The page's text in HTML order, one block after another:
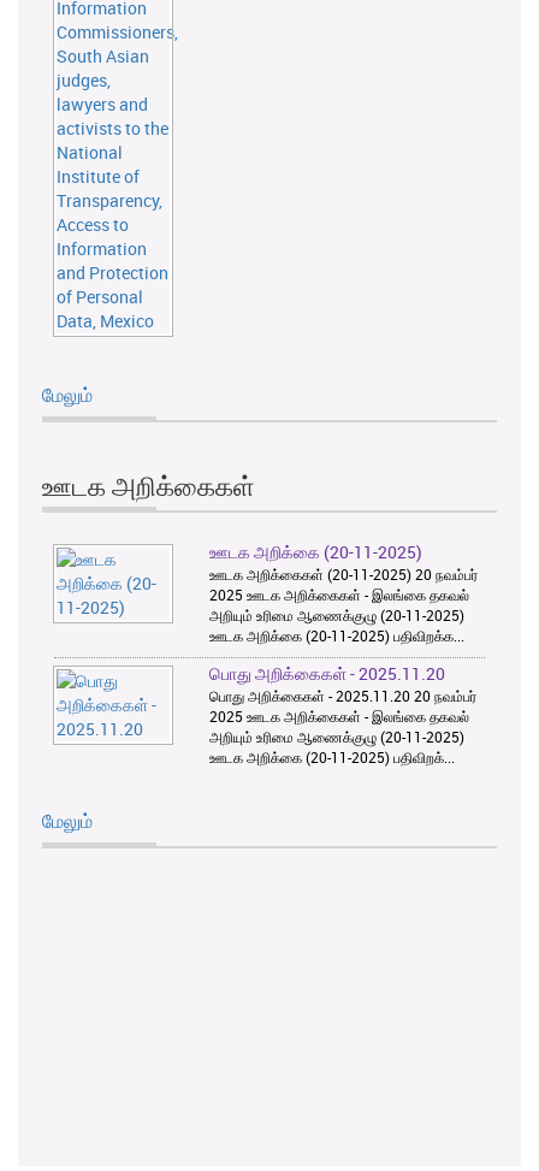
மேலும்
ஊடக அறிக்கைகள்
ஊடக அறிக்கை (20-11-2025)
ஊடக அறிக்கைகள் (20-11-2025) 20 நவம்பர்
2025 ஊடக அறிக்கைகள் - இலங்கை தகவல்
அறியும் உரிமை ஆணைக்குழு (20-11-2025)
ஊடக அறிக்கை (20-11-2025) பதிவிறக்க...
பொது அறிக்கைகள் - 2025.11.20
பொது அறிக்கைகள் - 2025.11.20 20 நவம்பர்
2025 ஊடக அறிக்கைகள் - இலங்கை தகவல்
அறியும் உரிமை ஆணைக்குழு (20-11-2025)
ஊடக அறிக்கை (20-11-2025) பதிவிறக்...
மேலும்